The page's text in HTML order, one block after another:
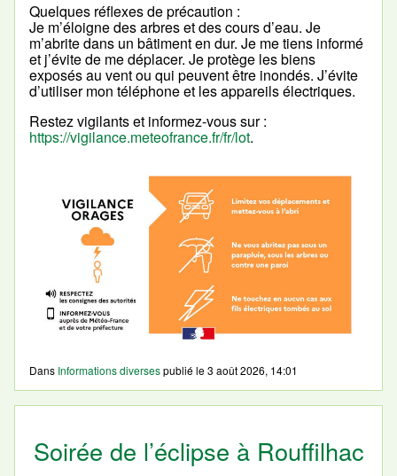
Quelques réflexes de précaution :
Je m’éloigne des arbres et des cours d’eau. Je
m’abrite dans un bâtiment en dur. Je me tiens informé
et j’évite de me déplacer. Je protège les biens
exposés au vent ou qui peuvent être inondés. J’évite
d’utiliser mon téléphone et les appareils électriques.
Restez vigilants et informez-vous sur :
https://vigilance.meteofrance.fr/fr/lot.
Dans Informations diversespublié le3 août 2026, 14:01
Soirée de l’éclipse à Rouffilhac